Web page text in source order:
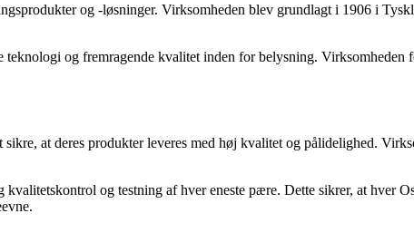
og -løsninger. Virksomheden blev grundlagt i 1906 i
teknologi og fremragende kvalitet inden for belysning.
at deres produkter leveres med høj kvalitet og pålidelighed.
og testning af hver eneste pære. Dette sikrer, at hver